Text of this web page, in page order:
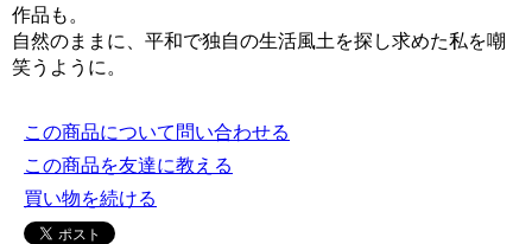
作品も。
自然のままに、平和で独自の生活風土を探し求めた私を嘲
笑うように。
この商品について問い合わせる
この商品を友達に教える
買い物を続ける